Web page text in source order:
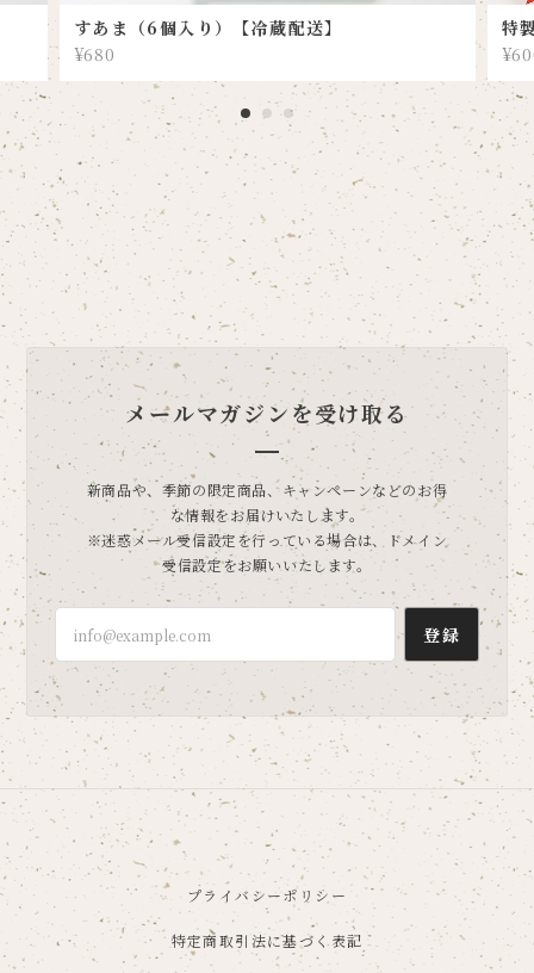
すあま（6個入り）【冷蔵配送】
¥680
特
メールマガジンを受け取る
新商品や、季節の限定商品、キャンペーンなどのお得
な情報をお届けいたします。
※迷惑メール受信設定を行っている場合は、ドメイン
受信設定をお願いいたします。
登録
プライバシーポリシー
特定商取引法に基づく表記